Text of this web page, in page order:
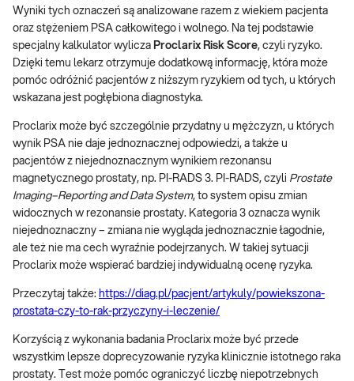
Wyniki tych oznaczeń są analizowane razem z wiekiem pacjenta
oraz stężeniem PSA całkowitego i wolnego. Na tej podstawie
specjalny kalkulator wylicza Proclarix Risk Score, czyli ryzyko.
Dzięki temu lekarz otrzymuje dodatkową informację, która może
pomóc odróżnić pacjentów z niższym ryzykiem od tych, u których
wskazana jest pogłębiona diagnostyka.
Proclarix może być szczególnie przydatny u mężczyzn, u których
wynik PSA nie daje jednoznacznej odpowiedzi, a także u
pacjentów z niejednoznacznym wynikiem rezonansu
magnetycznego prostaty, np. PI-RADS 3. PI-RADS, czyli Prostate
Imaging–Reporting and Data System, to system opisu zmian
widocznych w rezonansie prostaty. Kategoria 3 oznacza wynik
niejednoznaczny – zmiana nie wygląda jednoznacznie łagodnie,
ale też nie ma cech wyraźnie podejrzanych. W takiej sytuacji
Proclarix może wspierać bardziej indywidualną ocenę ryzyka.
Przeczytaj także: https://diag.pl/pacjent/artykuly/powiekszona-
prostata-czy-to-rak-przyczyny-i-leczenie/
Korzyścią z wykonania badania Proclarix może być przede
wszystkim lepsze doprecyzowanie ryzyka klinicznie istotnego raka
prostaty. Test może pomóc ograniczyć liczbę niepotrzebnych